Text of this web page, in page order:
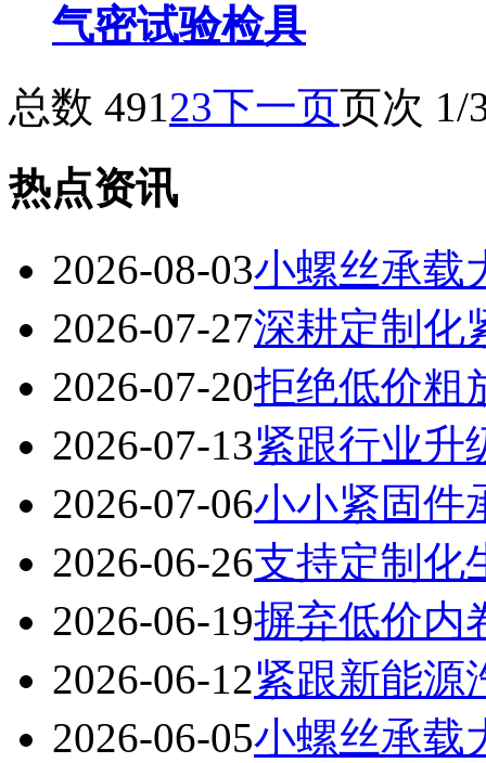
气密试验检具
总数 49123下一页页次 1/
热点资讯
2026-08-03小螺丝承载
2026-07-27深耕定制化
2026-07-20拒绝低价粗
2026-07-13紧跟行业
2026-07-06小小紧固件
2026-06-26支持定制化
2026-06-19摒弃低价内
2026-06-12紧跟新能
2026-06-05小螺丝承载